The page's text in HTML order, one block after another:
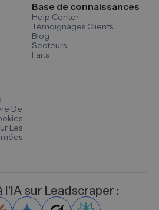
Base de connaissances
Help Center
Témoignages Clients
Blog
Secteurs
Faits
De
Les
l'IA sur Leadscraper :